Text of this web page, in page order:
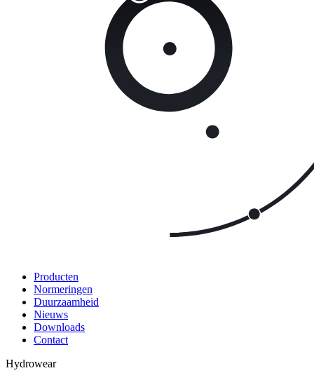
Producten
Normeringen
Duurzaamheid
Nieuws
Downloads
Contact
Hydrowear